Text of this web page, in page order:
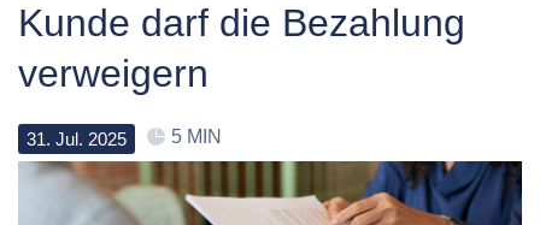
Kunde darf die Bezahlung
verweigern
31. Jul. 2025 5 MIN